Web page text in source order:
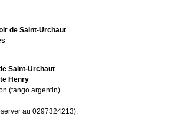
de Saint-Urchaut
Saint-Urchaut
Henry
(tango argentin)
au 0297324213).